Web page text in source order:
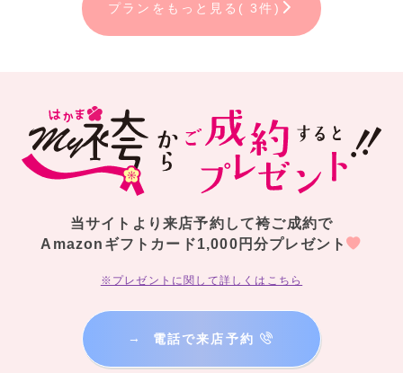
プランをもっと見る( 3件)
当サイトより来店予約して袴ご成約で
Amazonギフトカード1,000円分プレゼント
※プレゼントに関して詳しくはこちら
→ 電話で来店予約